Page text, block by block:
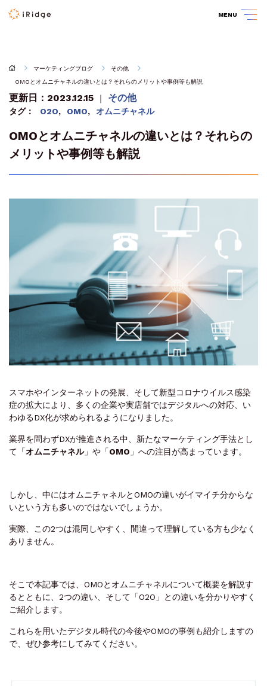
MENU
マーケティングブログ
その他
OMOとオムニチャネルの違いとは？それらのメリットや事例等も解説
更新日：2023.12.15 ｜ その他
タグ： O2O, OMO, オムニチャネル
OMOとオムニチャネルの違いとは？それらの
メリットや事例等も解説
スマホやインターネットの発展、そして新型コロナウイルス感染
症の拡大により、多くの企業や実店舗ではデジタルへの対応、い
わゆるDX化が求められるようになりました。
業界を問わずDXが推進される中、新たなマーケティング手法とし
て「オムニチャネル」や「OMO 」への注目が高まっています。
しかし、中にはオムニチャネルとOMOの違いがイマイチ分からな
いという方も多いのではないでしょうか。
実際、この2つは混同しやすく、間違って理解している方も少なく
ありません。
そこで本記事では、OMOとオムニチャネルについて概要を解説す
るとともに、2つの違い、そして「O2O」との違いを分かりやすく
ご紹介します。
これらを用いたデジタル時代の今後やOMOの事例も紹介しますの
で、ぜひ参考にしてみてください。